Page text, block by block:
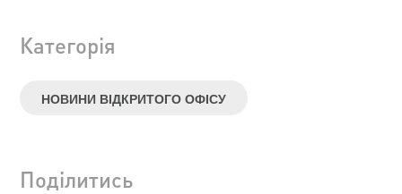
Категорія
НОВИНИ ВІДКРИТОГО ОФІСУ
Поділитись